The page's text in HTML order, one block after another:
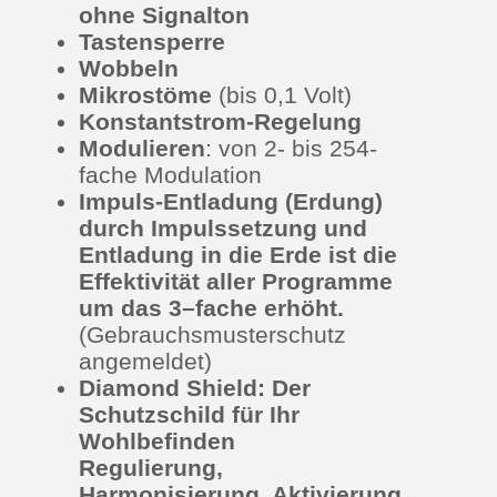
ohne Signalton
Tastensperre
Wobbeln
Mikrostöme (bis 0,1 Volt)
Konstantstrom-Regelung
Modulieren: von 2- bis 254-
fache Modulation
Impuls-Entladung (Erdung)
durch Impulssetzung und
Entladung in die Erde ist die
Effektivität aller Programme
um das 3–fache erhöht.
(Gebrauchsmusterschutz
angemeldet)
Diamond Shield: Der
Schutzschild für Ihr
Wohlbefinden
Regulierung,